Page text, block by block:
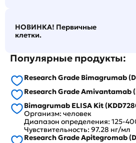
НОВИНКА! Первичные
клетки.
Популярные продукты:
Research Grade Bimagrumab
Research Grade Amivantamab
Bimagrumab ELISA Kit
Организм: человек
Диапазон определения: 125-
Чувствительность: 97.28 нг/мл
Research Grade Apitegromab